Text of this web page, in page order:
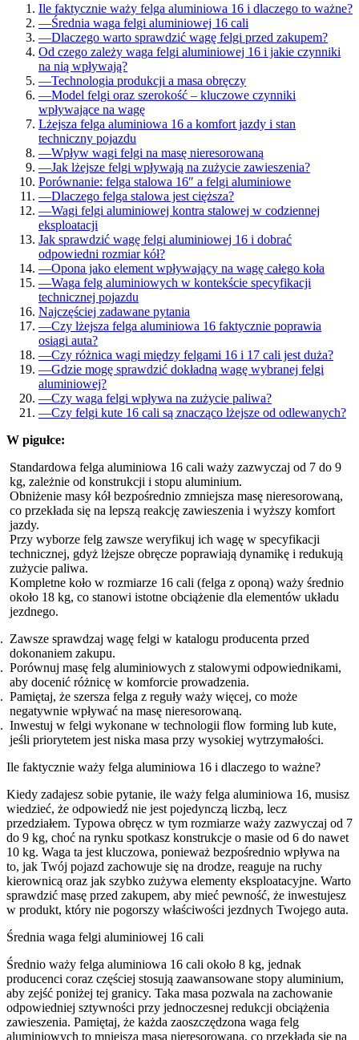
Ile faktycznie waży felga aluminiowa 16 i dlaczego to ważne?
—Średnia waga felgi aluminiowej 16 cali
—Dlaczego warto sprawdzić wagę felgi przed zakupem?
Od czego zależy waga felgi aluminiowej 16 i jakie czynniki
na nią wpływają?
—Technologia produkcji a masa obręczy
—Model felgi oraz szerokość – kluczowe czynniki
wpływające na wagę
Lżejsza felga aluminiowa 16 a komfort jazdy i stan
techniczny pojazdu
—Wpływ wagi felgi na masę nieresorowaną
—Jak lżejsze felgi wpływają na zużycie zawieszenia?
Porównanie: felga stalowa 16″ a felgi aluminiowe
—Dlaczego felga stalowa jest cięższa?
—Wagi felgi aluminiowej kontra stalowej w codziennej
eksploatacji
Jak sprawdzić wagę felgi aluminiowej 16 i dobrać
odpowiedni rozmiar kół?
—Opona jako element wpływający na wagę całego koła
—Waga felg aluminiowych w kontekście specyfikacji
technicznej pojazdu
Najczęściej zadawane pytania
—Czy lżejsza felga aluminiowa 16 faktycznie poprawia
osiągi auta?
—Czy różnica wagi między felgami 16 i 17 cali jest duża?
—Gdzie mogę sprawdzić dokładną wagę wybranej felgi
aluminiowej?
—Czy waga felgi wpływa na zużycie paliwa?
—Czy felgi kute 16 cali są znacząco lżejsze od odlewanych?
W pigułce:
Standardowa felga aluminiowa 16 cali waży zazwyczaj od 7 do 9
kg, zależnie od konstrukcji i stopu aluminium.
Obniżenie masy kół bezpośrednio zmniejsza masę nieresorowaną,
co przekłada się na lepszą reakcję zawieszenia i wyższy komfort
jazdy.
Przy wyborze felg zawsze weryfikuj ich wagę w specyfikacji
technicznej, gdyż lżejsze obręcze poprawiają dynamikę i redukują
zużycie paliwa.
Kompletne koło w rozmiarze 16 cali (felga z oponą) waży średnio
około 18 kg, co stanowi istotne obciążenie dla elementów układu
jezdnego.
Zawsze sprawdzaj wagę felgi w katalogu producenta przed
dokonaniem zakupu.
Porównuj masę felg aluminiowych z stalowymi odpowiednikami,
aby docenić różnicę w komforcie prowadzenia.
Pamiętaj, że szersza felga z reguły waży więcej, co może
negatywnie wpływać na masę nieresorowaną.
Inwestuj w felgi wykonane w technologii flow forming lub kute,
jeśli priorytetem jest niska masa przy wysokiej wytrzymałości.
Ile faktycznie waży felga aluminiowa 16 i dlaczego to ważne?
Kiedy zadajesz sobie pytanie, ile waży felga aluminiowa 16, musisz
wiedzieć, że odpowiedź nie jest pojedynczą liczbą, lecz
przedziałem. Typowa obręcz w tym rozmiarze waży zazwyczaj od 7
do 9 kg, choć na rynku spotkasz konstrukcje o masie od 6 do nawet
10 kg. Waga ta jest kluczowa, ponieważ bezpośrednio wpływa na
to, jak Twój pojazd zachowuje się na drodze, reaguje na ruchy
kierownicą oraz jak szybko zużywa elementy eksploatacyjne. Warto
sprawdzić masę przed zakupem, aby mieć pewność, że inwestujesz
w produkt, który nie pogorszy właściwości jezdnych Twojego auta.
Średnia waga felgi aluminiowej 16 cali
Średnio waży felga aluminiowa 16 cali około 8 kg, jednak
producenci coraz częściej stosują zaawansowane stopy aluminium,
aby zejść poniżej tej granicy. Taka masa pozwala na zachowanie
odpowiedniej sztywności przy jednoczesnej redukcji obciążenia
zawieszenia. Pamiętaj, że każda zaoszczędzona waga felg
aluminiowych to mniejsza masa nieresorowana, co przekłada się na